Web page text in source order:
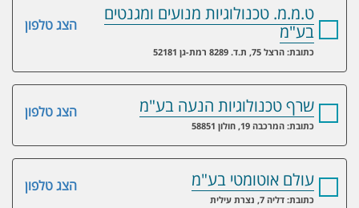
הצג טלפון
ט.מ.מ. טכנולוגיות מנועים ומגנטים
בע"מ
כתובת: הרצל 75, ת.ד. 8289 רמת-גן 52181
הצג טלפון שרף טכנולוגיות הנעה בע"מ
כתובת: המרכבה 19, חולון 58851
הצג טלפון עולם אוטומטי בע"מ
כתובת: דליה 7, נצרת עילית